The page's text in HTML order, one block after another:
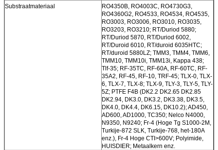
Substraatmateriaal
RO4350B, RO4003C, RO4730G3,
RO4360G2, RO4533, RO4534, RO4535,
RO3003, RO3006, RO3010, RO3035,
RO3203, RO3210; RT/Duriod 5880;
RT/Duriod 5870, RT/Duriod 6002,
RT/Duroid 6010, RT/duroid 6035HTC;
RT/duroid 5880LZ; TMM3, TMM4, TMM6,
TMM10, TMM10i, TMM13i, Kappa 438;
Tlf-35; RF-35TC, RF-60A, RF-60TC, RF-
35A2, RF-45, RF-10, TRF-45; TLX-0, TLX-
6, TLX-7, TLX-8; TLX-9, TLY-3, TLY-5, TLY-
5Z; PTFE F4B (DK2.2 DK2.65 DK2.85
DK2.94, DK3.0, DK3.2, DK3.38, DK3.5,
DK4.0, DK4.4, DK6.15, DK10.2); AD450,
AD600, AD1000, TC350; Nelco N4000,
N9350, N9240; Fr-4 (Hoge Tg S1000-2M,
Turkije-872 SLK, Turkije-768, het-180A
enz.), Fr-4 Hoge CTI>600V; Polyimide,
HUISDIER; Metaalkern enz.